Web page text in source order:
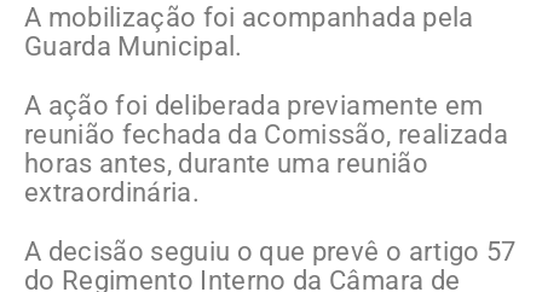
A mobilização foi acompanhada pela
Guarda Municipal.
A ação foi deliberada previamente em
reunião fechada da Comissão, realizada
horas antes, durante uma reunião
extraordinária.
A decisão seguiu o que prevê o artigo 57
do Regimento Interno da Câmara de